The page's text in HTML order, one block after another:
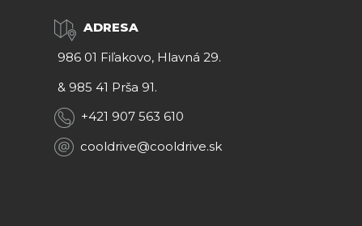
ADRESA
986 01 Fiľakovo, Hlavná 29.
& 985 41 Prša 91.
+421 907 563 610
cooldrive@cooldrive.sk